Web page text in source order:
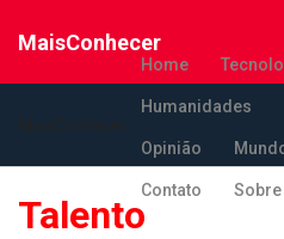
MaisConhecer
Home
Humanidades
Opinião
Contato Sobre
Talento